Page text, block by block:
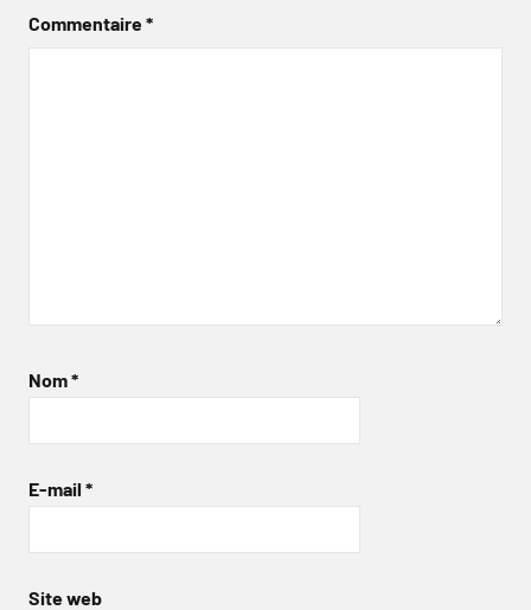
Commentaire*
Nom*
E-mail *
Site web